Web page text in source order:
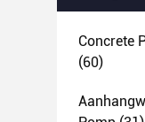
Concrete
(60)